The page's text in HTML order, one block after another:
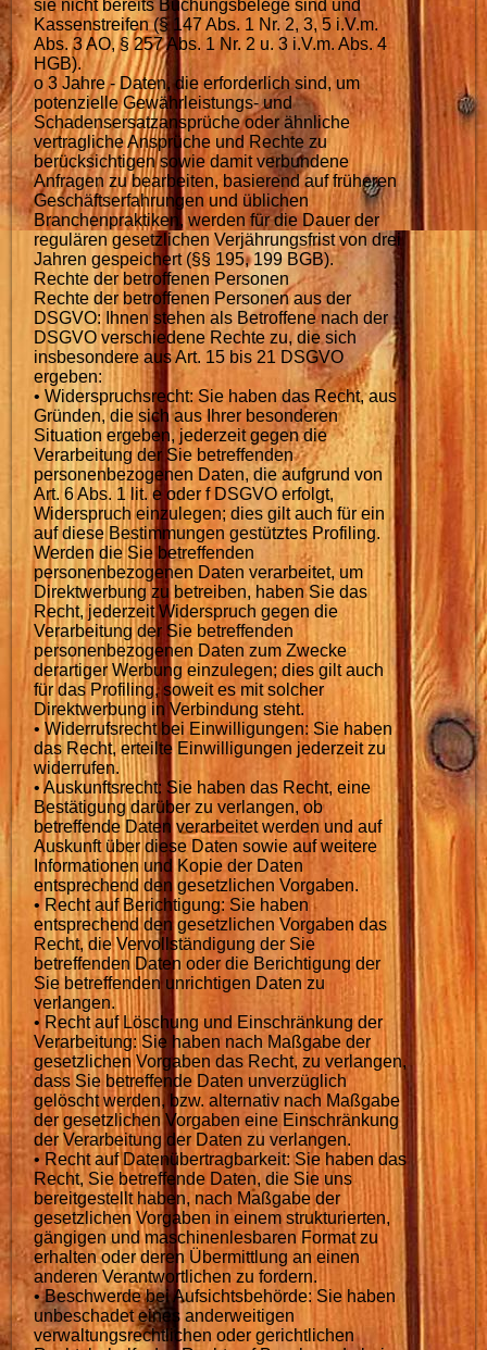
sie nicht bereits Buchungsbelege sind und
Kassenstreifen (§ 147 Abs. 1 Nr. 2, 3, 5 i.V.m.
Abs. 3 AO, § 257 Abs. 1 Nr. 2 u. 3 i.V.m. Abs. 4
HGB).
o 3 Jahre - Daten, die erforderlich sind, um
potenzielle Gewährleistungs- und
Schadensersatzansprüche oder ähnliche
vertragliche Ansprüche und Rechte zu
berücksichtigen sowie damit verbundene
Anfragen zu bearbeiten, basierend auf früheren
Geschäftserfahrungen und üblichen
Branchenpraktiken, werden für die Dauer der
regulären gesetzlichen Verjährungsfrist von drei
Jahren gespeichert (§§ 195, 199 BGB).
Rechte der betroffenen Personen
Rechte der betroffenen Personen aus der
DSGVO: Ihnen stehen als Betroffene nach der
DSGVO verschiedene Rechte zu, die sich
insbesondere aus Art. 15 bis 21 DSGVO
ergeben:
• Widerspruchsrecht: Sie haben das Recht, aus
Gründen, die sich aus Ihrer besonderen
Situation ergeben, jederzeit gegen die
Verarbeitung der Sie betreffenden
personenbezogenen Daten, die aufgrund von
Art. 6 Abs. 1 lit. e oder f DSGVO erfolgt,
Widerspruch einzulegen; dies gilt auch für ein
auf diese Bestimmungen gestütztes Profiling.
Werden die Sie betreffenden
personenbezogenen Daten verarbeitet, um
Direktwerbung zu betreiben, haben Sie das
Recht, jederzeit Widerspruch gegen die
Verarbeitung der Sie betreffenden
personenbezogenen Daten zum Zwecke
derartiger Werbung einzulegen; dies gilt auch
für das Profiling, soweit es mit solcher
Direktwerbung in Verbindung steht.
• Widerrufsrecht bei Einwilligungen: Sie haben
das Recht, erteilte Einwilligungen jederzeit zu
widerrufen.
• Auskunftsrecht: Sie haben das Recht, eine
Bestätigung darüber zu verlangen, ob
betreffende Daten verarbeitet werden und auf
Auskunft über diese Daten sowie auf weitere
Informationen und Kopie der Daten
entsprechend den gesetzlichen Vorgaben.
• Recht auf Berichtigung: Sie haben
entsprechend den gesetzlichen Vorgaben das
Recht, die Vervollständigung der Sie
betreffenden Daten oder die Berichtigung der
Sie betreffenden unrichtigen Daten zu
verlangen.
• Recht auf Löschung und Einschränkung der
Verarbeitung: Sie haben nach Maßgabe der
gesetzlichen Vorgaben das Recht, zu verlangen,
dass Sie betreffende Daten unverzüglich
gelöscht werden, bzw. alternativ nach Maßgabe
der gesetzlichen Vorgaben eine Einschränkung
der Verarbeitung der Daten zu verlangen.
• Recht auf Datenübertragbarkeit: Sie haben das
Recht, Sie betreffende Daten, die Sie uns
bereitgestellt haben, nach Maßgabe der
gesetzlichen Vorgaben in einem strukturierten,
gängigen und maschinenlesbaren Format zu
erhalten oder deren Übermittlung an einen
anderen Verantwortlichen zu fordern.
• Beschwerde bei Aufsichtsbehörde: Sie haben
unbeschadet eines anderweitigen
verwaltungsrechtlichen oder gerichtlichen